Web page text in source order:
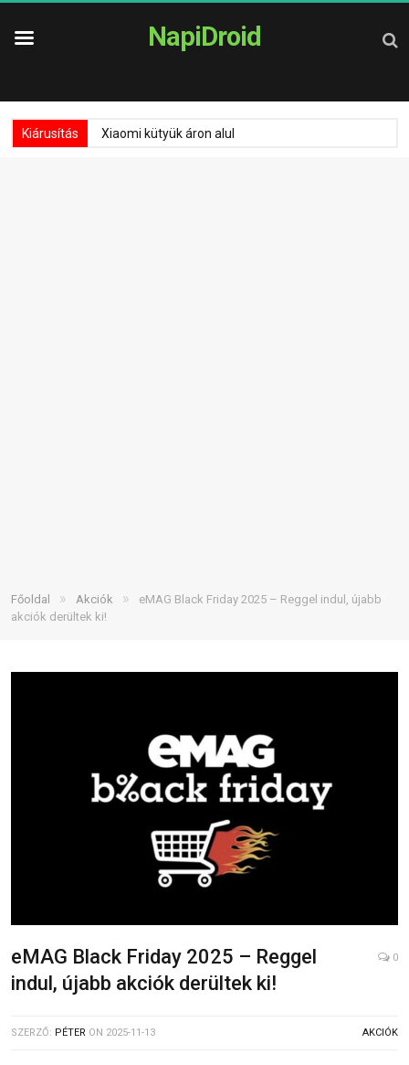
NapiDroid
Kiárusítás Xiaomi kütyük áron alul
Főoldal » Akciók »
eMAG Black Friday 2025 – Reggel indul, újabb
akciók derültek ki!
eMAG Black Friday 2025 – Reggel
indul, újabb akciók derültek ki!
0
SZERZŐ: PÉTER ON 2025-11-13 AKCIÓK